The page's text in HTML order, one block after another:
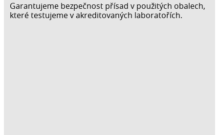
Garantujeme bezpečnost přísad v použitých obalech,
které testujeme v akreditovaných laboratořích.